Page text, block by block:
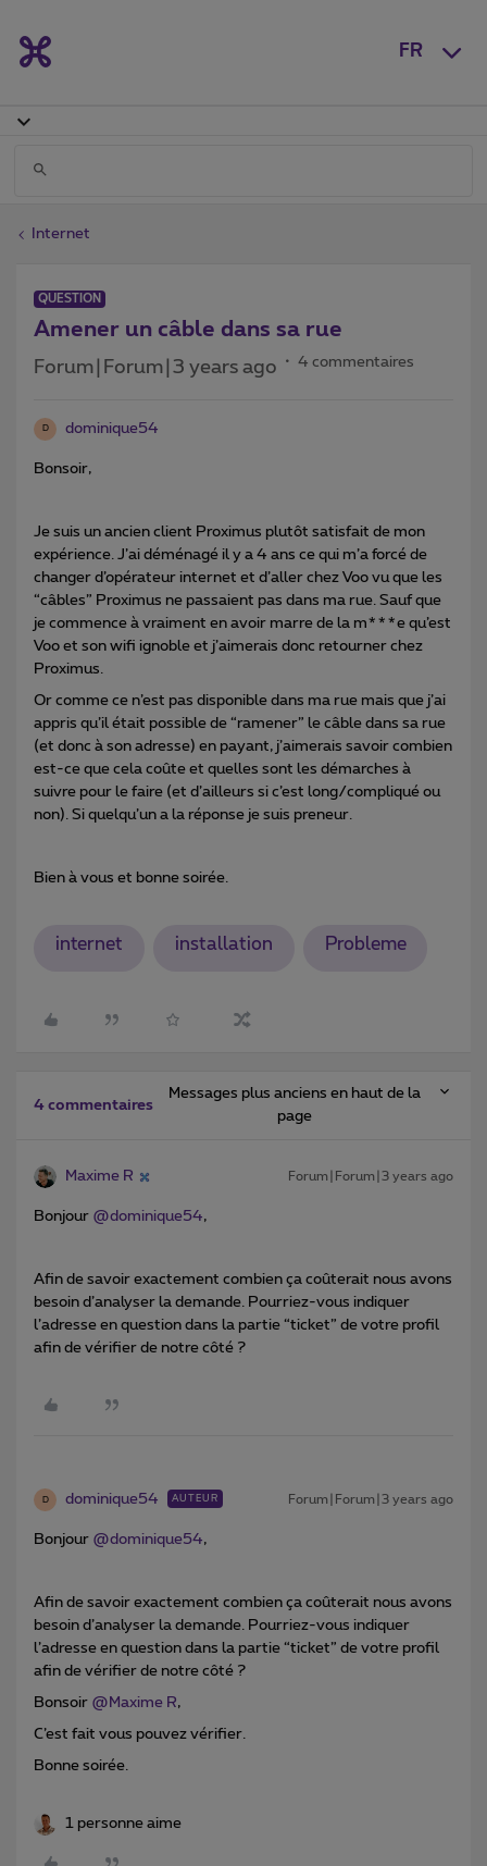
FR
Internet
QUESTION
Amener un câble dans sa rue
Forum|Forum|3 years ago 4 commentaires
D dominique54
Bonsoir,
Je suis un ancien client Proximus plutôt satisfait de mon
expérience. J’ai déménagé il y a 4 ans ce qui m’a forcé de
changer d’opérateur internet et d’aller chez Voo vu que les
“câbles” Proximus ne passaient pas dans ma rue. Sauf que
je commence à vraiment en avoir marre de la m***e qu’est
Voo et son wifi ignoble et j’aimerais donc retourner chez
Proximus.
Or comme ce n’est pas disponible dans ma rue mais que j’ai
appris qu’il était possible de “ramener” le câble dans sa rue
(et donc à son adresse) en payant, j’aimerais savoir combien
est-ce que cela coûte et quelles sont les démarches à
suivre pour le faire (et d’ailleurs si c’est long/compliqué ou
non). Si quelqu’un a la réponse je suis preneur.
Bien à vous et bonne soirée.
internet installation Probleme
4 commentaires
Messages plus anciens en haut de la
page
Maxime R Forum|Forum|3 years ago
Bonjour @dominique54,
Afin de savoir exactement combien ça coûterait nous avons
besoin d’analyser la demande. Pourriez-vous indiquer
l’adresse en question dans la partie “ticket” de votre profil
afin de vérifier de notre côté ?
D dominique54 AUTEUR Forum|Forum|3 years ago
Bonjour @dominique54,
Afin de savoir exactement combien ça coûterait nous avons
besoin d’analyser la demande. Pourriez-vous indiquer
l’adresse en question dans la partie “ticket” de votre profil
afin de vérifier de notre côté ?
Bonsoir @Maxime R,
C’est fait vous pouvez vérifier.
Bonne soirée.
1 personne aime